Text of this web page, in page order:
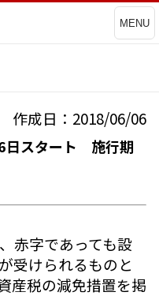
MENU
作成日：2018/06/06
日スタート 施行期
赤字であっても設
受けられるものと
産税の減免措置を掲